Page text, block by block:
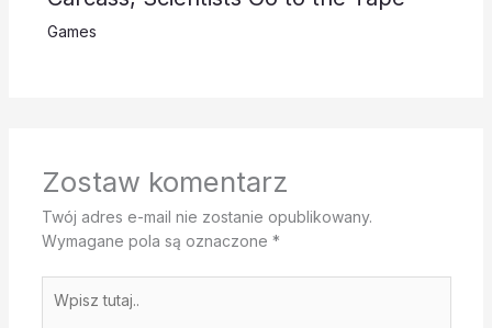
Games
Zostaw komentarz
Twój adres e-mail nie zostanie opublikowany.
Wymagane pola są oznaczone *
tutaj..